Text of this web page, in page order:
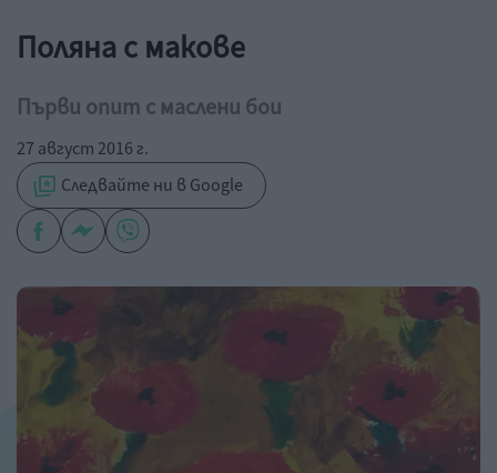
Поляна с макове
Първи опит с маслени бои
27 август 2016 г.
Следвайте ни в Google